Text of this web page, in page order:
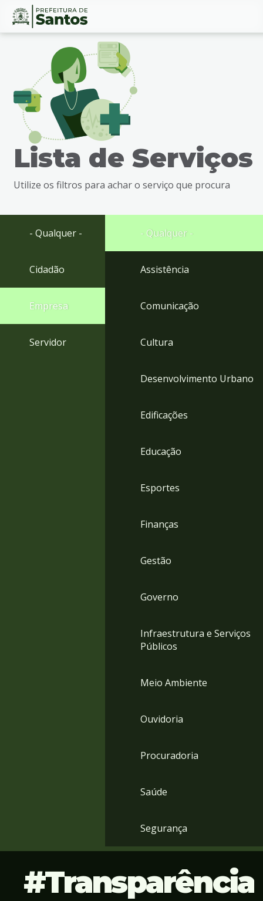
Ir
busca
Ir
Conteúdo
Lista de Serviços
Utilize os filtros para achar o serviço que procura
- Qualquer -
Cidadão
Empresa
Servidor
- Qualquer -
Assistência
Comunicação
Cultura
Desenvolvimento Urbano
Edificações
Educação
Esportes
Finanças
Gestão
Governo
Infraestrutura e Serviços
Públicos
Meio Ambiente
Ouvidoria
Procuradoria
Saúde
Segurança
Transparência